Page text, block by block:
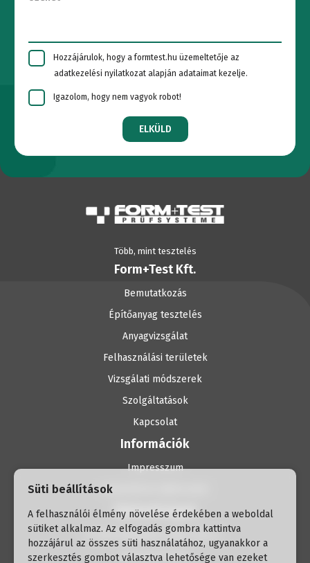
Hozzájárulok, hogy a formtest.hu üzemeltetője az
adatkezelési nyilatkozat alapján adataimat kezelje.
Igazolom, hogy nem vagyok robot!
ELKÜLD
Több, mint tesztelés
Form+Test Kft.
Bemutatkozás
Építőanyag tesztelés
Anyagvizsgálat
Felhasználási területek
Vizsgálati módszerek
Szolgáltatások
Kapcsolat
Információk
Impresszum
Adatvédelmi tájékoztató
Elérhetőségek
H-1056 Budapest, Havas utca 2.
+36 30 337 30 91
Süti beállítások
A felhasználói élmény növelése érdekében a weboldal
sütiket alkalmaz. Az elfogadás gombra kattintva
hozzájárul az összes süti használatához, ugyanakkor a
szerkesztés gombot választva lehetősége van ezeket